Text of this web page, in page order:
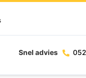
Snel advies